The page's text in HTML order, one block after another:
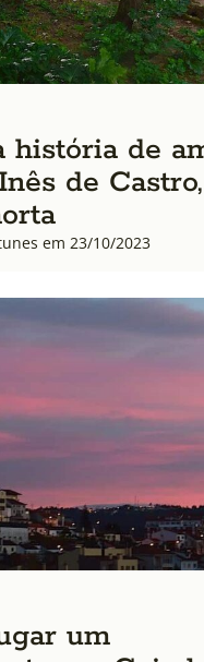
história de
de
em 23/10/2023
um